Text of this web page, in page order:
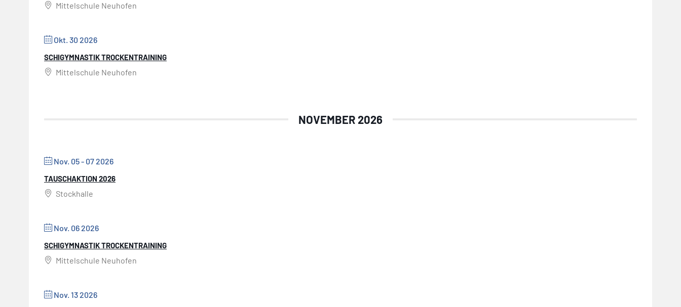
Mittelschule Neuhofen
Okt. 30 2026
SCHIGYMNASTIK TROCKENTRAINING
Mittelschule Neuhofen
NOVEMBER 2026
Nov. 05 - 07 2026
TAUSCHAKTION 2026
Stockhalle
Nov. 06 2026
SCHIGYMNASTIK TROCKENTRAINING
Mittelschule Neuhofen
Nov. 13 2026